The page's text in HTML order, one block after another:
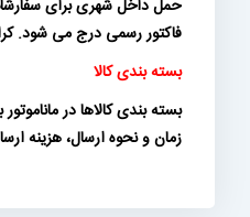
فاکتور رسمی درج می شود.
بسته بندی کالا
بسته بندی کالاها در
زمان و نحوه ارسال، هزینه